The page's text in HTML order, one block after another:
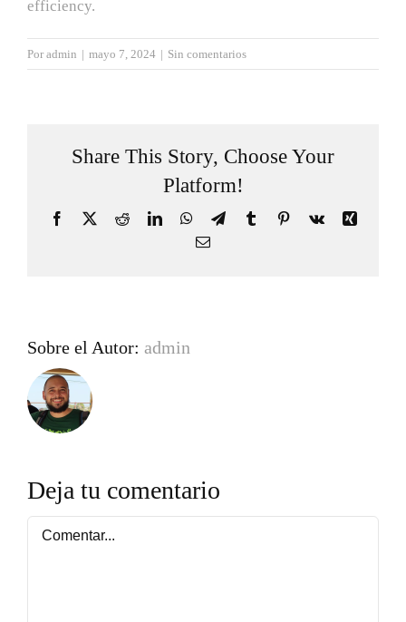
efficiency.
Por admin | mayo 7, 2024 | Sin comentarios
Share This Story, Choose Your
Platform!
Facebook
X RedditLinkedInWhatsApp
TelegramTumblrPinterest
Vk
Xing
Correo
Sobre el Autor: admin
Deja tu comentario
Comentar